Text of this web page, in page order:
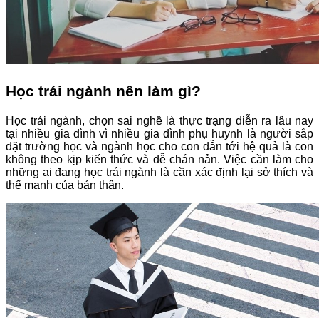
Học trái ngành nên làm gì?
Học trái ngành, chọn sai nghề là thực trạng diễn ra lâu nay
tại nhiều gia đình vì nhiều gia đình phụ huynh là người sắp
đặt trường học và ngành học cho con dẫn tới hệ quả là con
không theo kịp kiến thức và dễ chán nản. Việc cần làm cho
những ai đang học trái ngành là cần xác định lại sở thích và
thế mạnh của bản thân.